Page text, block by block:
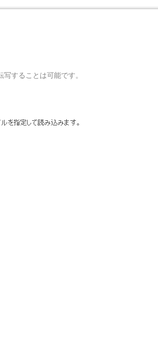
することは可能です。